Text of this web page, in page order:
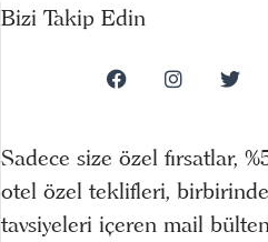
Bizi Takip Edin
Sadece size özel fırsatlar,
otel özel teklifleri,
tavsiyeleri içeren mail